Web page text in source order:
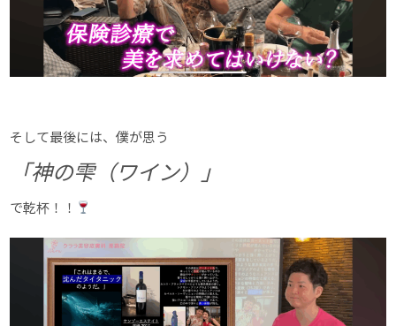
そして最後には、僕が思う
「神の雫（ワイン）」
で乾杯！！